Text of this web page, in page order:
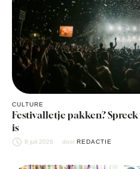
CULTURE
Festivalletje pakken?
is
8 juli 2026 door REDACTIE